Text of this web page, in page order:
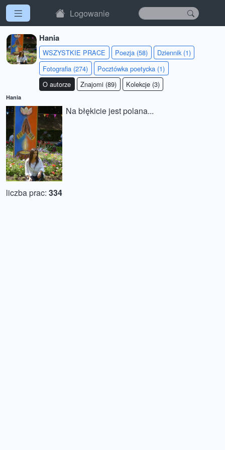
Logowanie
Hania
WSZYSTKIE PRACE Poezja (58)
Dziennik (1)
Fotografia (274)
Pocztówka poetycka (1)
O autorze
Znajomi (89) Kolekcje (3)
Hania
Na błękicie jest polana...
liczba prac: 334